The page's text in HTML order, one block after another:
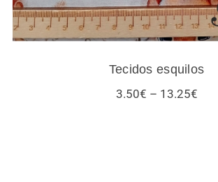
Tecidos esquilos
3.50€ – 13.25€Price